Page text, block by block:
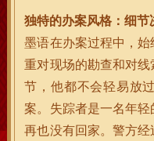
独特的办案风格：细节
墨语在办案过程中，
重对现场的勘查和对
节，他都不会轻易放
案。失踪者是一名年
再也没有回家。警方